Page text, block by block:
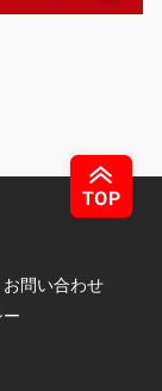
お問い合わせ